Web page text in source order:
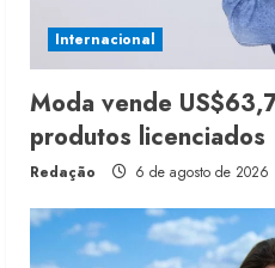
Internacional
Moda vende
produtos licenciados
Redação 6 de agosto de 2026